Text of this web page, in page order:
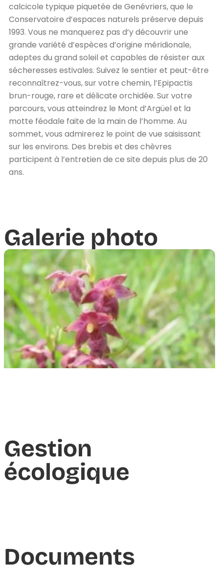
calcicole typique piquetée de Genévriers, que le
Conservatoire d’espaces naturels préserve depuis
1993. Vous ne manquerez pas d’y découvrir une
grande variété d’espèces d’origine méridionale,
adeptes du grand soleil et capables de résister aux
sécheresses estivales. Suivez le sentier et peut-être
reconnaîtrez-vous, sur votre chemin, l’Epipactis
brun-rouge, rare et délicate orchidée. Sur votre
parcours, vous atteindrez le Mont d’Argüel et la
motte féodale faite de la main de l’homme. Au
sommet, vous admirerez le point de vue saisissant
sur les environs. Des brebis et des chèvres
participent à l’entretien de ce site depuis plus de 20
ans.
Galerie photo
Gestion
écologique
Documents​